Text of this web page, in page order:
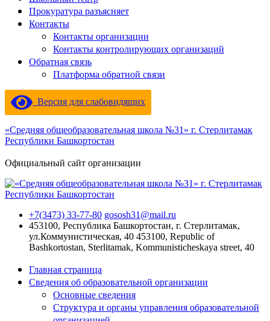
Прокуратура разъясняет
Контакты
Контакты организации
Контакты контролирующих организаций
Обратная связь
Платформа обратной связи
Версия для слабовидящих
«Средняя общеобразовательная школа №31» г. Стерлитамак
Республики Башкортостан
Официальный сайт организации
+7(3473) 33-77-80 gososh31@mail.ru
453100, Республика Башкортостан, г. Стерлитамак,
ул.Коммунистическая, 40 453100, Republic of
Bashkortostan, Sterlitamak, Kommunisticheskaya street, 40
Главная страница
Сведения об образовательной организации
Основные сведения
Структура и органы управления образовательной